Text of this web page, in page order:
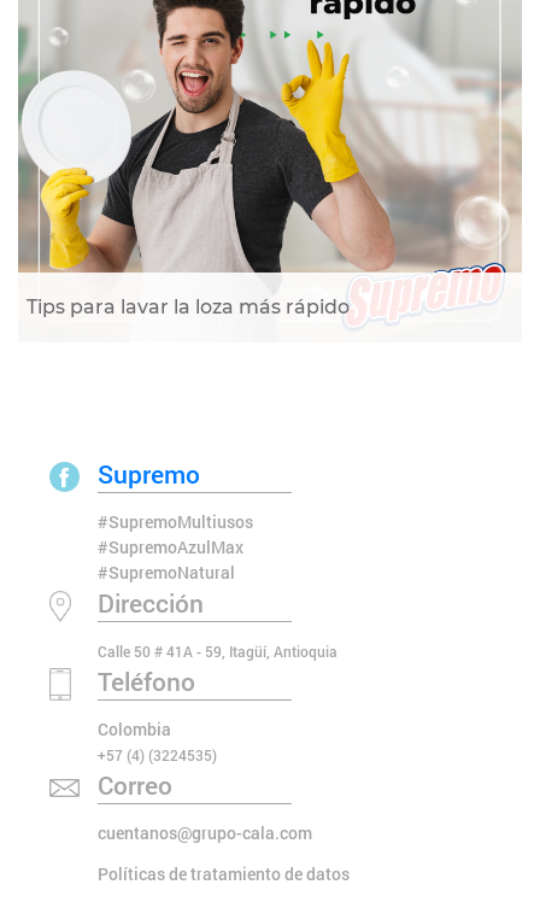
Tips para lavar la loza más rápido
Supremo
#SupremoMultiusos
#SupremoAzulMax
#SupremoNatural
Dirección
Calle 50 # 41A - 59, Itagüí, Antioquia
Teléfono
Colombia
+57 (4) (3224535)
Correo
cuentanos@grupo-cala.com
Políticas de tratamiento de datos